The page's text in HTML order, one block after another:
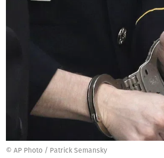
© AP Photo / Patrick Semansky